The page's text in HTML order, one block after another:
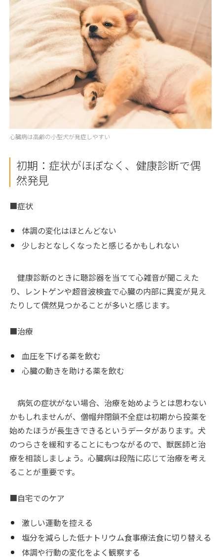
心臓病は高齢の小型犬が発症しやすい
初期：症状がほぼなく、健康診断で偶
然発見
■症状
体調の変化はほとんどない
少しおとなしくなったと感じるかもしれない
健康診断のときに聴診器を当てて心雑音が聞こえた
り、レントゲンや超音波検査で心臓の内部に異変が見え
たりして偶然見つかることが多いと感じます。
■治療
血圧を下げる薬を飲む
心臓の動きを助ける薬を飲む
病気の症状がない場合、治療を始めようとは思わない
かもしれませんが、僧帽弁閉鎖不全症は初期から投薬を
始めたほうが長生きできるというデータがあります。犬
のつらさを緩和することにもつながるので、獣医師と治
療を相談しましょう。心臓病は段階に応じて治療を考え
ることが重要です。
■自宅でのケア
激しい運動を控える
塩分を減らした低ナトリウム食事療法食に切り替える
体調や行動の変化をよく観察する